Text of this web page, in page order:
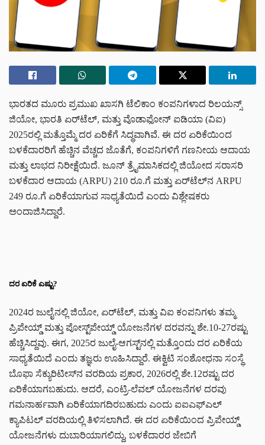
ಭಾರತದ ಮೂರು ಪ್ರಮುಖ ಖಾಸಗಿ ಟೆಲಿಕಾಂ ಕಂಪನಿಗಳಾದ ರಿಲಯನ್ಸ್
ಜಿಯೋ, ಭಾರತಿ ಏರ್‌ಟೆಲ್, ಮತ್ತು ವೊಡಾಫೋನ್ ಐಡಿಯಾ (ವಿ‌ಐ)
2025ರಲ್ಲಿ ಮತ್ತೊಮ್ಮೆ ದರ ಏರಿಕೆಗೆ ಸಿದ್ಧವಾಗಿವೆ. ಈ ದರ ಏರಿಕೆಯಿಂದ
ಬಳಕೆದಾರರಿಗೆ ಹೆಚ್ಚಿನ ವೆಚ್ಚದ ಜೊತೆಗೆ, ಕಂಪನಿಗಳಿಗೆ ಗಣನೀಯ ಆದಾಯ
ಮತ್ತು ಲಾಭದ ನಿರೀಕ್ಷೆಯಿದೆ. ಜೂನ್ ತ್ರೈಮಾಸಿಕದಲ್ಲಿ ಜಿಯೋದ ಸರಾಸರಿ
ಬಳಕೆದಾರ ಆದಾಯ (ARPU) 210 ರೂ.ಗೆ ಮತ್ತು ಏರ್‌ಟೆಲ್‌ನ ARPU
249 ರೂ.ಗೆ ಏರಿಕೆಯಾಗುವ ಸಾಧ್ಯತೆಯಿದೆ ಎಂದು ವಿಶ್ಲೇಷಕರು
ಅಂದಾಜಿಸಿದ್ದಾರೆ.
ದರ ಏರಿಕೆ ಎಷ್ಟು?
2024ರ ಜುಲೈನಲ್ಲಿ ಜಿಯೋ, ಏರ್‌ಟೆಲ್, ಮತ್ತು ವಿ‌ಐ ಕಂಪನಿಗಳು ತಮ್ಮ
ಪ್ರಿಪೇಯ್ಡ್ ಮತ್ತು ಪೋಸ್ಟ್‌ಪೇಯ್ಡ್ ಯೋಜನೆಗಳ ದರವನ್ನು ಶೇ.10-27ರಷ್ಟು
ಹೆಚ್ಚಿಸಿದ್ದವು. ಈಗ, 2025ರ ಜುಲೈ-ಆಗಸ್ಟ್‌ನಲ್ಲಿ ಮತ್ತೊಂದು ದರ ಏರಿಕೆಯ
ಸಾಧ್ಯತೆಯಿದೆ ಎಂದು ತಜ್ಞರು ಊಹಿಸಿದ್ದಾರೆ. ಈಕ್ವಿಟಿ ಸಂಶೋಧನಾ ಸಂಸ್ಥೆ
ಬೊಫಾ ಸೆಕ್ಯುರಿಟೀಸ್‌ನ ವರದಿಯ ಪ್ರಕಾರ, 2026ರಲ್ಲಿ ಶೇ.12ರಷ್ಟು ದರ
ಏರಿಕೆಯಾಗಬಹುದು. ಆದರೆ, ಎಂಟ್ರಿ-ಲೆವಲ್ ಯೋಜನೆಗಳ ದರವು
ಗಮನಾರ್ಹವಾಗಿ ಏರಿಕೆಯಾಗದಿರಬಹುದು ಎಂದು ಐಐಎಫ್‌ಎಲ್
ಕ್ಯಾಪಿಟಲ್ ವರದಿಯಲ್ಲಿ ತಿಳಿಸಲಾಗಿದೆ. ಈ ದರ ಏರಿಕೆಯಿಂದ ಪ್ರಿಪೇಯ್ಡ್
ಯೋಜನೆಗಳು ದುಬಾರಿಯಾಗಲಿದ್ದು, ಬಳಕೆದಾರರ ಜೇಬಿಗೆ